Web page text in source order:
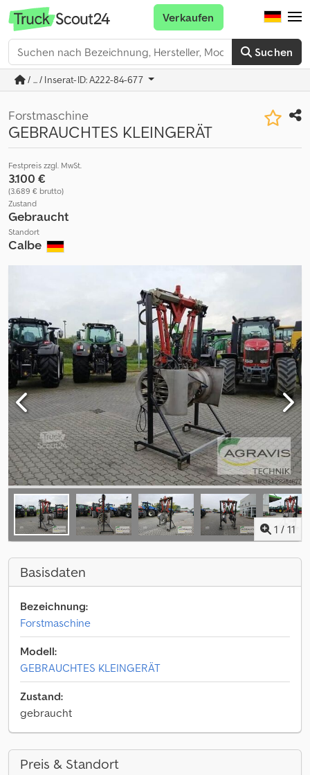
Suchen
Verkaufen
/ ... / Inserat-ID: A222-84-677
Forstmaschine
GEBRAUCHTES KLEINGERÄT
Festpreis zzgl. MwSt.
3.100 €
(3.689 € brutto)
Zustand
Gebraucht
Standort
Calbe
1 / 11
Basisdaten
Bezeichnung:
Forstmaschine
Modell:
GEBRAUCHTES KLEINGERÄT
Zustand:
gebraucht
Preis & Standort